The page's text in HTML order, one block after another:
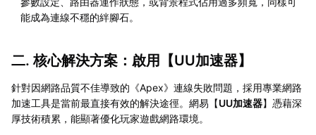
能成為連線不穩的絆腳石。
二. 核心解決方案：啟用【UU加速器】
針對因網路品質不佳導致的《Apex》連線失敗問題，採用專業網路
加速工具是當前最直接有效的解決途徑。網易【UU加速器】憑藉深
厚技術積累，能顯著優化玩家遊戲網路環境。